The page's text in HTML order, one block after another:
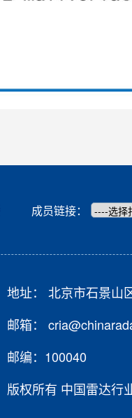
成员链接：
地址： 北京市石景山
邮箱：
邮编：100040
版权所有 中国雷达行